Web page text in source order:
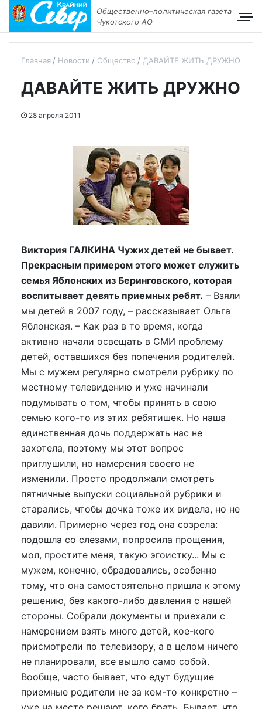
Общественно–политическая газета
Чукотского АО
Главная Новости Общество ДАВАЙТЕ ЖИТЬ ДРУЖНО
ДАВАЙТЕ ЖИТЬ ДРУЖНО
28 апреля 2011
Виктория ГАЛКИНА Чужих детей не бывает.
Прекрасным примером этого может служить
семья Яблонских из Беринговского, которая
воспитывает девять приемных ребят. – Взяли
мы детей в 2007 году, – рассказывает Ольга
Яблонская. – Как раз в то время, когда
активно начали освещать в СМИ проблему
детей, оставшихся без попечения родителей.
Мы с мужем регулярно смотрели рубрику по
местному телевидению и уже начинали
подумывать о том, чтобы принять в свою
семью кого-то из этих ребятишек. Но наша
единственная дочь поддержать нас не
захотела, поэтому мы этот вопрос
приглушили, но намерения своего не
изменили. Просто продолжали смотреть
пятничные выпуски социальной рубрики и
старались, чтобы дочка тоже их видела, но не
давили. Примерно через год она созрела:
подошла со слезами, попросила прощения,
мол, простите меня, такую эгоистку... Мы с
мужем, конечно, обрадовались, особенно
тому, что она самостоятельно пришла к этому
решению, без какого-либо давления с нашей
стороны. Собрали документы и приехали с
намерением взять много детей, кое-кого
присмотрели по телевизору, а в целом ничего
не планировали, все вышло само собой.
Вообще, часто бывает, что едут будущие
приемные родители не за кем-то конкретно –